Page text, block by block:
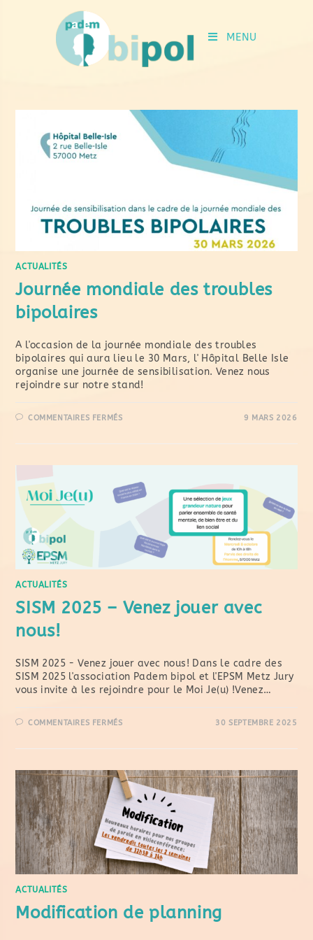
MENU
ACTUALITÉS
Journée mondiale des troubles
bipolaires
A l'occasion de la journée mondiale des troubles
bipolaires qui aura lieu le 30 Mars, l' Hôpital Belle Isle
organise une journée de sensibilisation. Venez nous
rejoindre sur notre stand!
COMMENTAIRES FERMÉS 9 MARS 2026
ACTUALITÉS
SISM 2025 – Venez jouer avec
nous!
SISM 2025 - Venez jouer avec nous! Dans le cadre des
SISM 2025 l'association Padem bipol et l'EPSM Metz Jury
vous invite à les rejoindre pour le Moi Je(u) !Venez…
COMMENTAIRES FERMÉS 30 SEPTEMBRE 2025
ACTUALITÉS
Modification de planning